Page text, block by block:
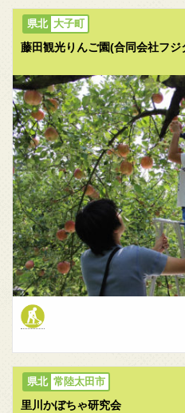
大子町
藤田観光りんご園(合同会社フ
常陸太田市
里川かぼちゃ研究会